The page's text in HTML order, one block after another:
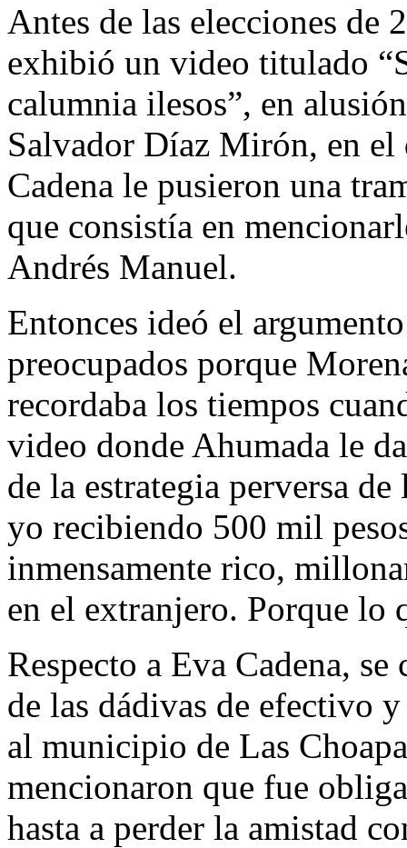
Antes de las elecciones de
exhibió un video titulado
calumnia ilesos”, en
Salvador Díaz Mirón, en el
Cadena le pusieron una
que consistía en
Andrés Manuel.
Entonces ideó el
preocupados porque
recordaba los tiempos
video donde Ahumada le
de la estrategia perversa
yo recibiendo 500 mil
inmensamente rico,
en el extranjero. Porque lo
Respecto a Eva Cadena,
de las dádivas de efectivo
al municipio de Las
mencionaron que fue
hasta a perder la amistad